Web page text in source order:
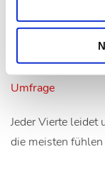
Immer
Umfrage
Jeder Vierte
die meisten